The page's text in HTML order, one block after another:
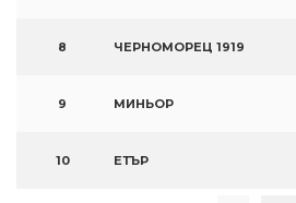
8 ЧЕРНОМОРЕЦ 1919
9 МИНЬОР
10 ЕТЪР